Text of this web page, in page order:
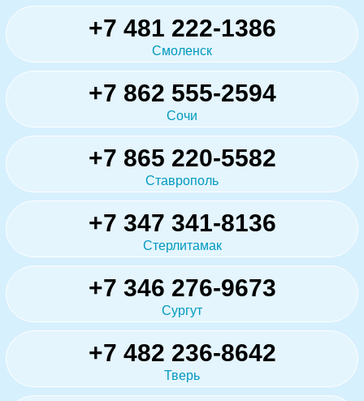
+7 481 222-1386
Смоленск
+7 862 555-2594
Сочи
+7 865 220-5582
Ставрополь
+7 347 341-8136
Стерлитамак
+7 346 276-9673
Сургут
+7 482 236-8642
Тверь